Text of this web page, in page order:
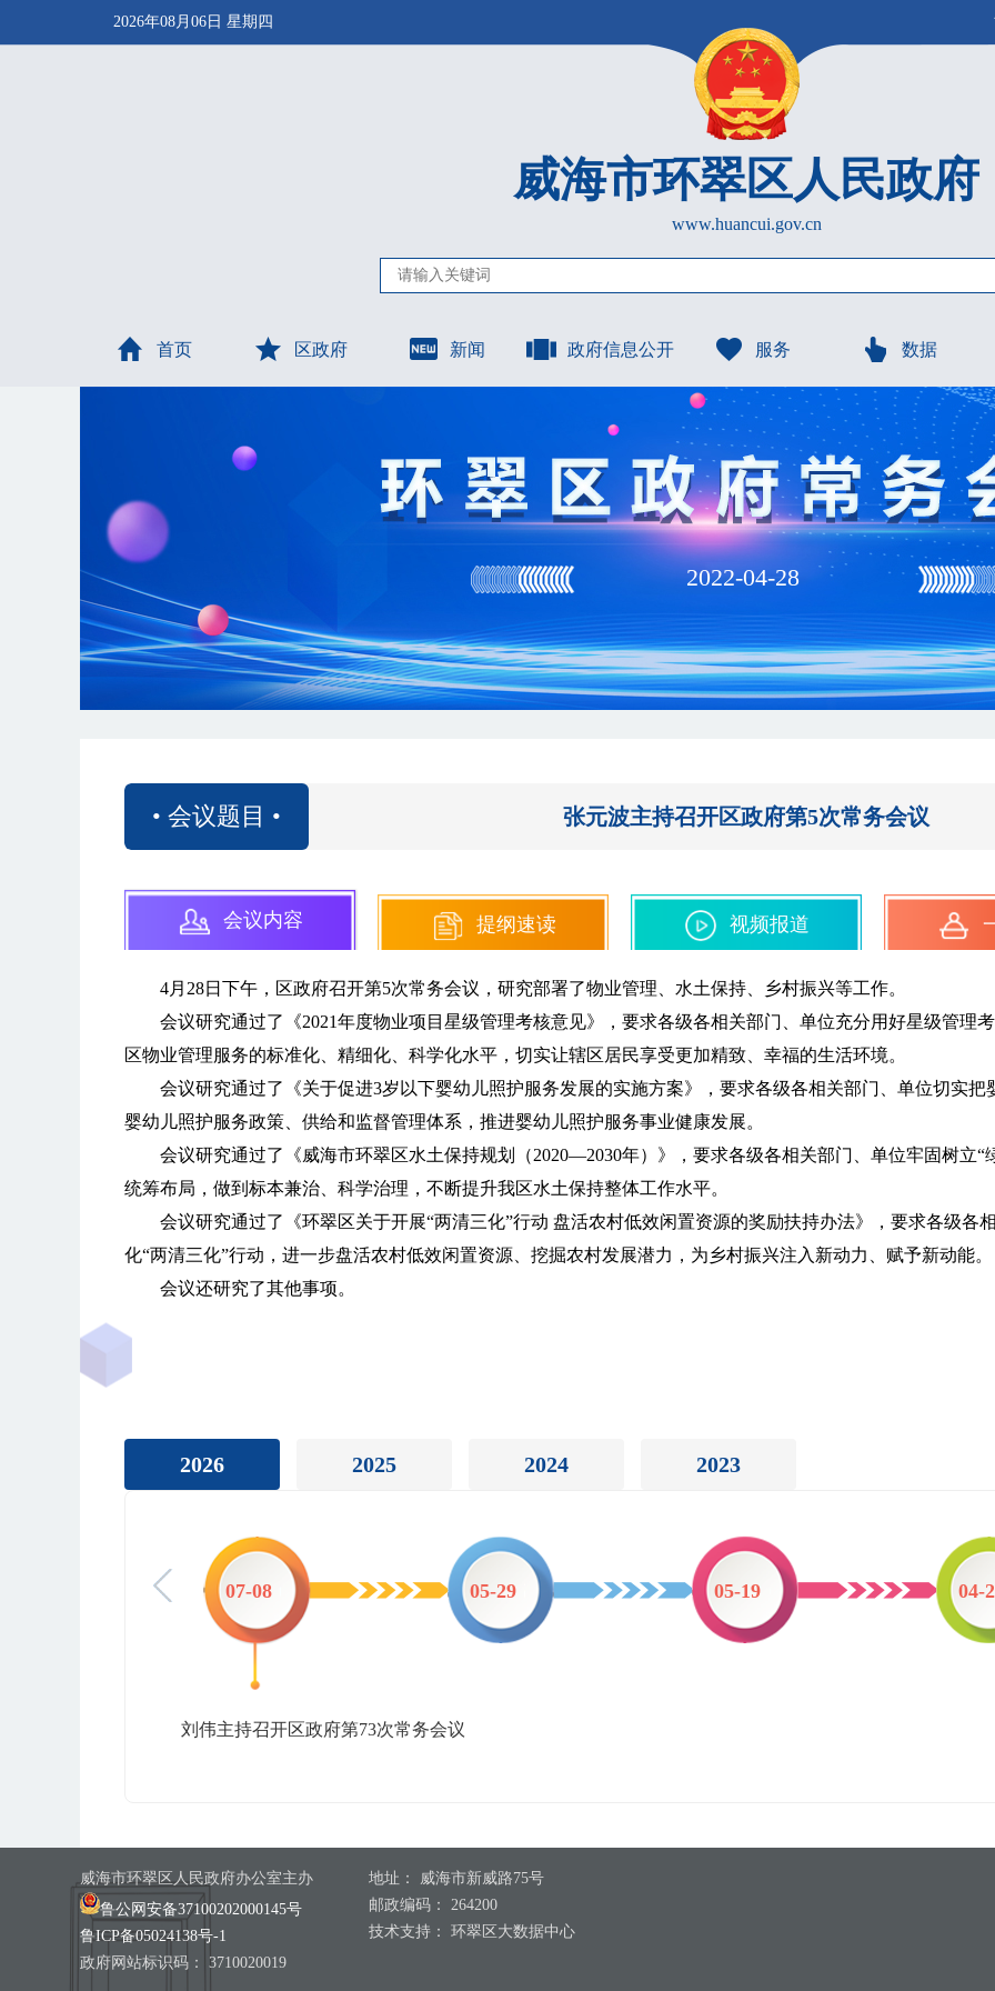
威海市环翠区人民政府
www.huancui.gov.cn
2026年08月06日 星期四
首页 区政府 新闻 政府信息公开 服务 数据
2022-04-28
• 会议题目 • 张元波主持召开区政府第5次常务会议
会议内容 提纲速读 视频报道
4月28日下午，区政府召开第5次常务会议，研究部署了物业管理、水土保持、乡村振兴等工作。
会议研究通过了《2021年度物业项目星级管理考核意见》，要求各级各相关部门、单位充分用好星级管理
区物业管理服务的标准化、精细化、科学化水平，切实让辖区居民享受更加精致、幸福的生活环境。
会议研究通过了《关于促进3岁以下婴幼儿照护服务发展的实施方案》，要求各级各相关部门、单位切实
婴幼儿照护服务政策、供给和监督管理体系，推进婴幼儿照护服务事业健康发展。
会议研究通过了《威海市环翠区水土保持规划（2020—2030年）》，要求各级各相关部门、单位牢固树立
统筹布局，做到标本兼治、科学治理，不断提升我区水土保持整体工作水平。
会议研究通过了《环翠区关于开展“两清三化”行动 盘活农村低效闲置资源的奖励扶持办法》，要求各级各
化“两清三化”行动，进一步盘活农村低效闲置资源、挖掘农村发展潜力，为乡村振兴注入新动力、赋予新动能。
会议还研究了其他事项。
2026 2025 2024 2023
07-08 05-29 05-19 04-
刘伟主持召开区政府第73次常务会议
威海市环翠区人民政府办公室主办
鲁公网安备37100202000145号
鲁ICP备05024138号-1
政府网站标识码： 3710020019
地址： 威海市新威路75号
邮政编码： 264200
技术支持： 环翠区大数据中心